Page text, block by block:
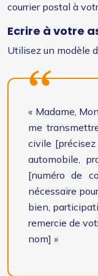
courrier postal à
Ecrire à votre
Utilisez un modèle
« Madame,
me
civile
automobile,
[numéro de
nécessaire
bien,
remercie de
nom] »